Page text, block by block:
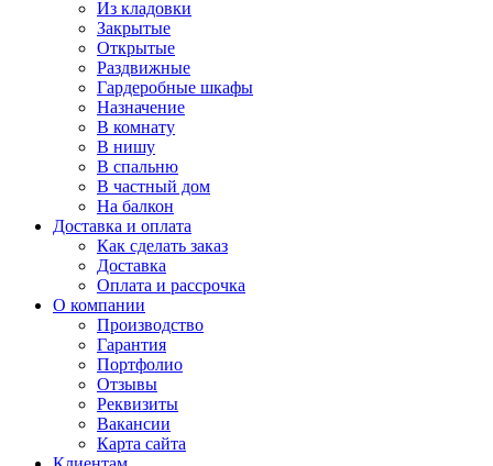
Из кладовки
Закрытые
Открытые
Раздвижные
Гардеробные шкафы
Назначение
В комнату
В нишу
В спальню
В частный дом
На балкон
Доставка и оплата
Как сделать заказ
Доставка
Оплата и рассрочка
О компании
Производство
Гарантия
Портфолио
Отзывы
Реквизиты
Вакансии
Карта сайта